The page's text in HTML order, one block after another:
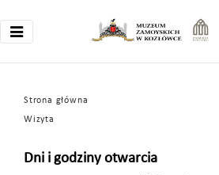
Strona główna
Wizyta
Dni i godziny otwarcia